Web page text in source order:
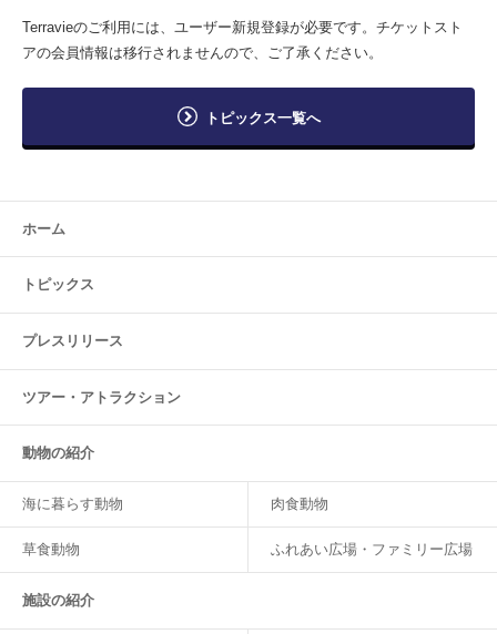
Terravieのご利用には、ユーザー新規登録が必要です。チケットスト
アの会員情報は移行されませんので、ご了承ください。
トピックス一覧へ
ホーム
トピックス
プレスリリース
ツアー・ アトラクション
動物の紹介
海に暮らす動物 肉食動物
草食動物 ふれあい広場・ファミリー広場
施設の紹介